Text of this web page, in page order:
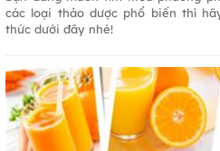
các loại thảo dược phổ biến thì
thức dưới đây nhé!